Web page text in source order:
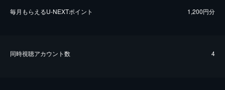
毎⽉もらえるU-NEXTポイント 1,200円分
同時視聴アカウント数 4